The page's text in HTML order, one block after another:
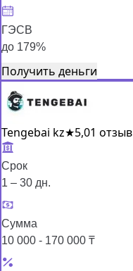
ГЭСВ
до 179%
Получить деньги
Tengebai kz★5,01 отзыв
Срок
1 – 30 дн.
Сумма
10 000 - 170 000 ₸